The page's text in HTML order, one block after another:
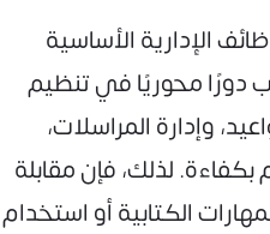
الإدارية الأساسية
محوريًا في تنظيم
وإدارة المراسلات،
بكفاءة. لذلك، فإن مقابلة
الكتابية أو استخدام